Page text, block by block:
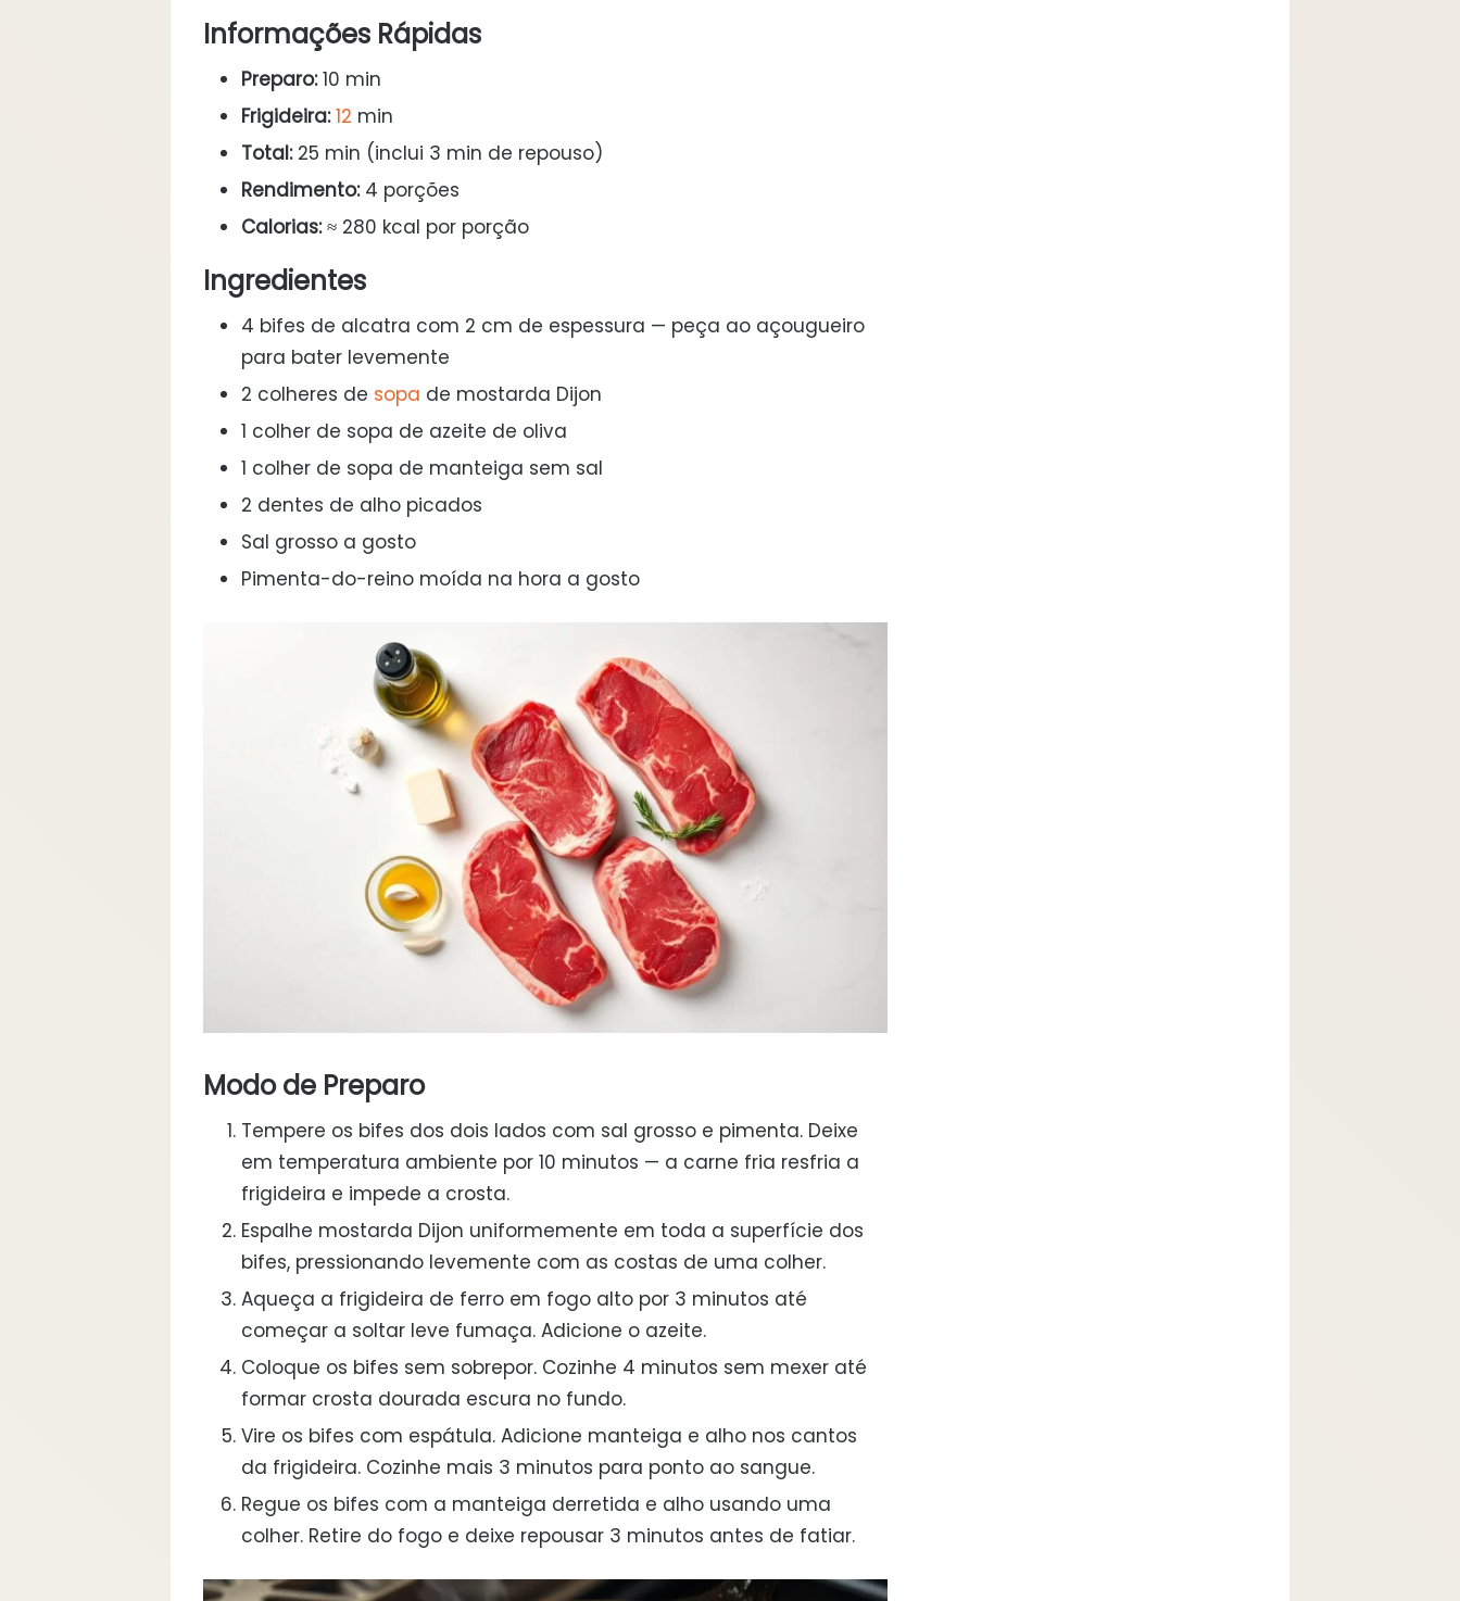
Informações Rápidas
Preparo:10 min
Frigideira: 12 min
Total:25 min (inclui 3 min de repouso)
Rendimento:4 porções
Calorias:≈ 280 kcal por porção
Ingredientes
4 bifes de alcatra com 2 cm de espessura — peça ao açougueiro
para bater levemente
2 colheres de sopa de mostarda Dijon
1 colher de sopa de azeite de oliva
1 colher de sopa de manteiga sem sal
2 dentes de alho picados
Sal grosso a gosto
Pimenta-do-reino moída na hora a gosto
Modo de Preparo
Tempere os bifes dos dois lados com sal grosso e pimenta. Deixe
em temperatura ambiente por 10 minutos — a carne fria resfria a
frigideira e impede a crosta.
Espalhe mostarda Dijon uniformemente em toda a superfície dos
bifes, pressionando levemente com as costas de uma colher.
Aqueça a frigideira de ferro em fogo alto por 3 minutos até
começar a soltar leve fumaça. Adicione o azeite.
Coloque os bifes sem sobrepor. Cozinhe 4 minutos sem mexer até
formar crosta dourada escura no fundo.
Vire os bifes com espátula. Adicione manteiga e alho nos cantos
da frigideira. Cozinhe mais 3 minutos para ponto ao sangue.
Regue os bifes com a manteiga derretida e alho usando uma
colher. Retire do fogo e deixe repousar 3 minutos antes de fatiar.